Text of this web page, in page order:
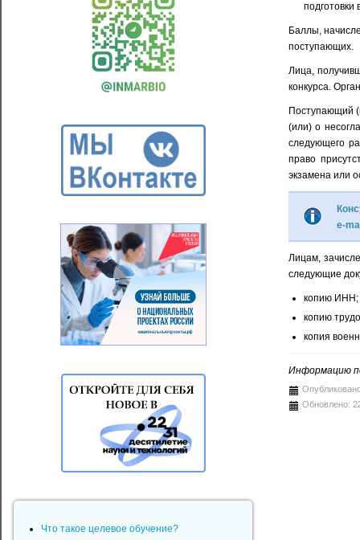
подготовки
Баллы,
поступающих.
Лица,
конкурса.
Поступающий
(или) о
следующего
право
экзамена или
e-
Лицам,
следующие
копию ИНН;
копию
копия
Информацию
Обновлено:
Что такое целевое обучение?